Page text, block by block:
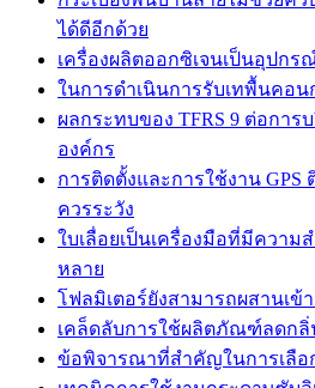
ได้ดีอีกด้วย
เครื่องผลิตออกซิเจนเป็นอุปก
ในการดำเนินการรับเทพื้นคอน
ผลกระทบของ TFRS 9 ต่อการ
องค์กร
การติดตั้งและการใช้งาน
ควรระวัง
ใบเลื่อยเป็นเครื่องมือที่มีควา
หลาย
โฟลมิเตอร์ยังสามารถผสานเข้
เคล็ดลับการใช้ผลิตภัณฑ์ลดก
ข้อพิจารณาที่สำคัญในการเลือ